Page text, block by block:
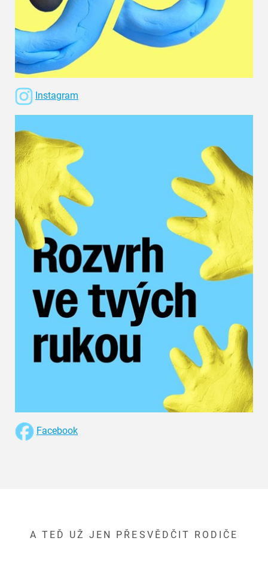
Instagram
Facebook
A TEĎ UŽ JEN PŘESVĚDČIT RODIČE